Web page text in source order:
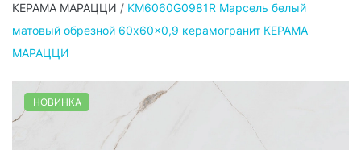
КЕРАМА МАРАЦЦИ / KM6060G0981R Марсель белый
матовый обрезной 60x60x0,9 керамогранит КЕРАМА
МАРАЦЦИ
НОВИНКА